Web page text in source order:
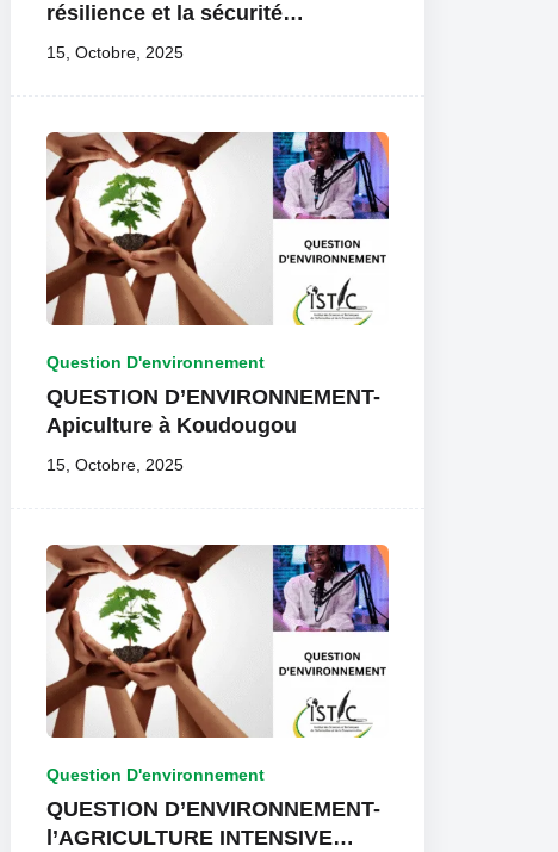
résilience et la sécurité
15, Octobre, 2025
Question D'environnement
QUESTION D’ENVIRONNEMENT-
Apiculture à Koudougou
15, Octobre, 2025
Question D'environnement
QUESTION D’ENVIRONNEMENT-
l’AGRICULTURE INTENSIVE